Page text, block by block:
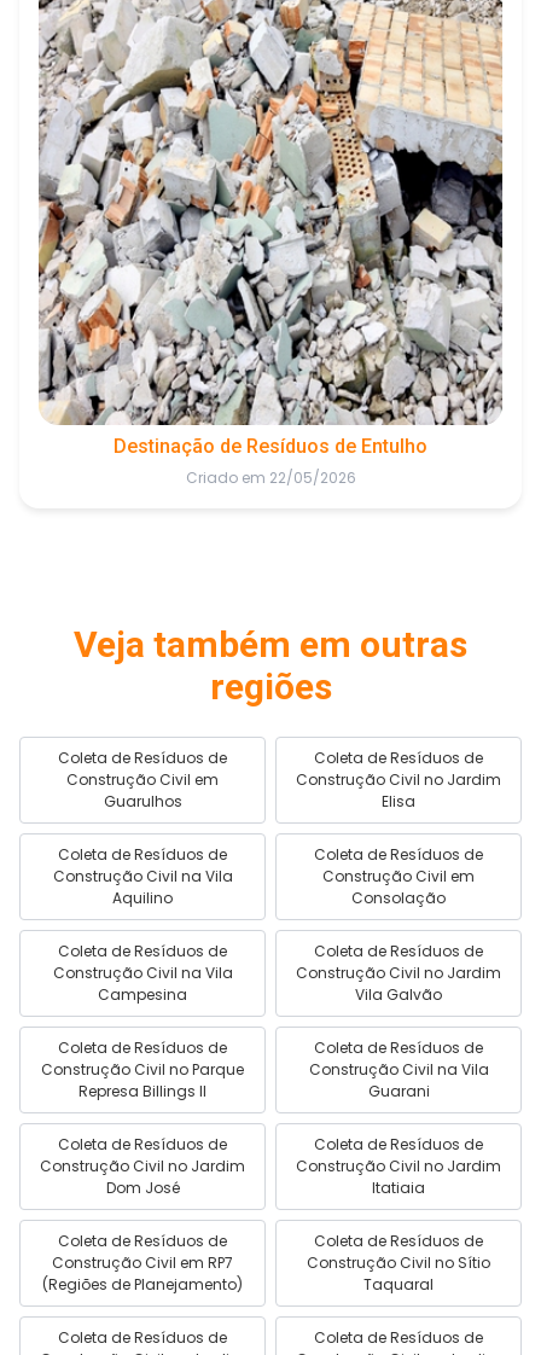
Destinação de Resíduos de Entulho
Criado em 22/05/2026
Veja também em outras
regiões
Coleta de Resíduos de
Construção Civil em
Guarulhos
Coleta de Resíduos de
Construção Civil no Jardim
Elisa
Coleta de Resíduos de
Construção Civil na Vila
Aquilino
Coleta de Resíduos de
Construção Civil em
Consolação
Coleta de Resíduos de
Construção Civil na Vila
Campesina
Coleta de Resíduos de
Construção Civil no Jardim
Vila Galvão
Coleta de Resíduos de
Construção Civil no Parque
Represa Billings II
Coleta de Resíduos de
Construção Civil na Vila
Guarani
Coleta de Resíduos de
Construção Civil no Jardim
Dom José
Coleta de Resíduos de
Construção Civil no Jardim
Itatiaia
Coleta de Resíduos de
Construção Civil em RP7
(Regiões de Planejamento)
Coleta de Resíduos de
Construção Civil no Sítio
Taquaral
Coleta de Resíduos de
Coleta de Resíduos de